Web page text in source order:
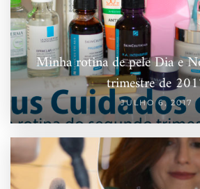
Minha rotina de pele Dia e
trimestre de
JULHO 6, 2017